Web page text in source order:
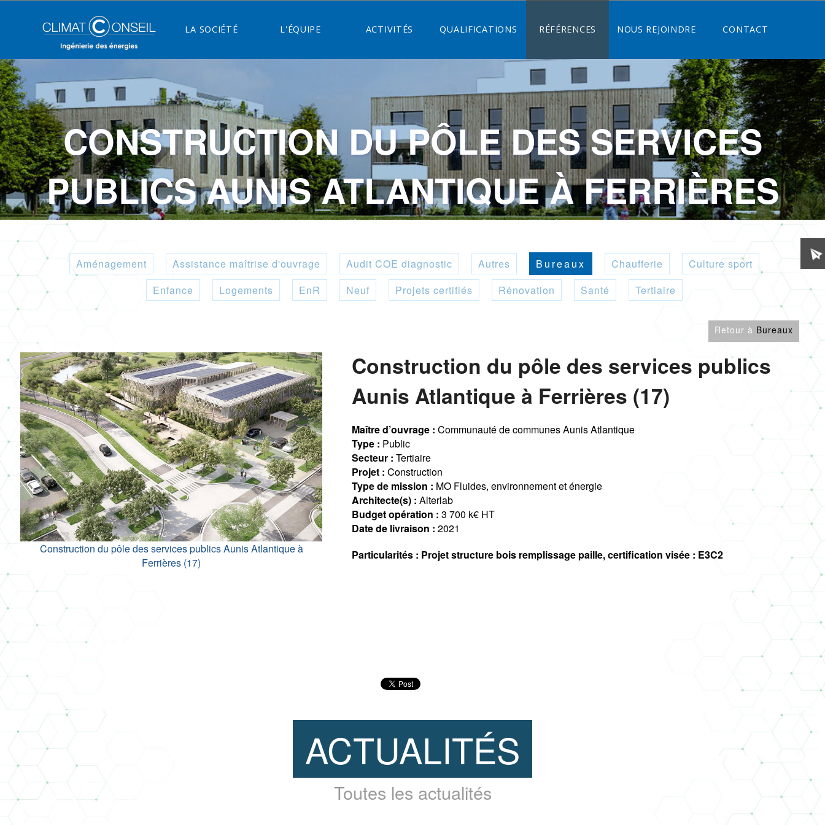
LA SOCIÉTÉ L'ÉQUIPE ACTIVITÉS QUALIFICATIONS RÉFÉRENCES NOUS REJOINDRE CONTACT
CONSTRUCTION DU PÔLE DES SERVICES
PUBLICS AUNIS ATLANTIQUE À FERRIÈRES
Aménagement Assistance maîtrise d'ouvrage Audit COE diagnostic Autres Bureaux Chaufferie
Culture sport
Enfance
Logements EnR Neuf Projets certifiés Rénovation Santé Tertiaire
Retour à Bureaux
Construction du pôle des services publics Aunis Atlantique à
Ferrières (17)
Construction du pôle des services publics
Aunis Atlantique à Ferrières (17)
Maître d’ouvrage : Communauté de communes Aunis Atlantique
Type : Public
Secteur : Tertiaire
Projet : Construction
Type de mission : MO Fluides, environnement et énergie
Architecte(s) : Alterlab
Budget opération : 3 700 k€ HT
Date de livraison : 2021
Particularités : Projet structure bois remplissage paille, certification visée : E3C2
ACTUALITÉS
Toutes les actualités
QUAND LE